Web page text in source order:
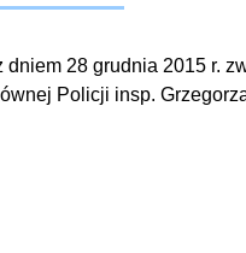
dniem 28 grudnia 2015 r.
Policji insp.